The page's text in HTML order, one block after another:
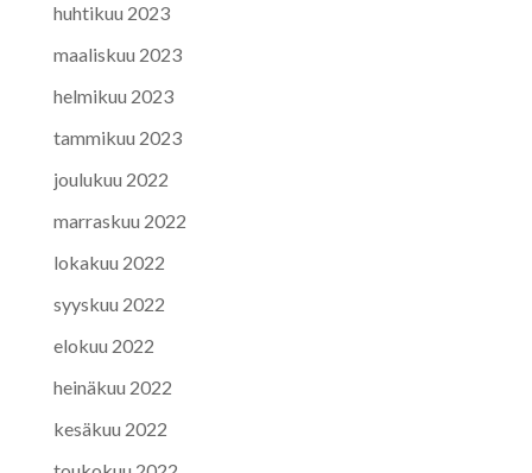
huhtikuu 2023
maaliskuu 2023
helmikuu 2023
tammikuu 2023
joulukuu 2022
marraskuu 2022
lokakuu 2022
syyskuu 2022
elokuu 2022
heinäkuu 2022
kesäkuu 2022